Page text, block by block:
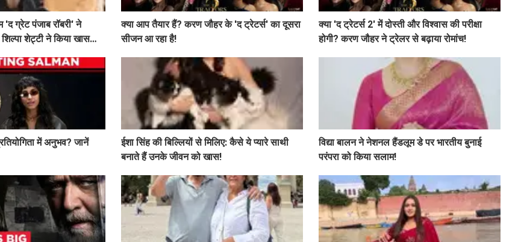
'द ग्रेट पंजाब रॉबरी' ने
शेट्टी ने किया खास
क्या आप तैयार हैं? करण जौहर के 'द ट्रेटर्स' का दूसरा
सीजन आ रहा है!
क्या 'द ट्रेटर्स 2' में दोस्ती और विश्वास की परीक्षा
होगी? करण जौहर ने ट्रेलर से बढ़ाया रोमांच!
में अनुभव? जानें
ईशा सिंह की बिल्लियों से मिलिए: कैसे ये प्यारे साथी
बनाते हैं उनके जीवन को खास!
विद्या बालन ने नेशनल हैंडलूम डे पर भारतीय बुनाई
परंपरा को किया सलाम!